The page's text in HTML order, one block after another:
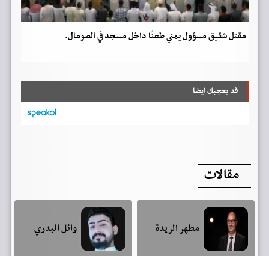
مقتل شقيق مسؤول يمني طعنًا داخل مسجد في الصومال.
قد يعجبك ايضا
مقالات
مطهر الريدة وائل البدري